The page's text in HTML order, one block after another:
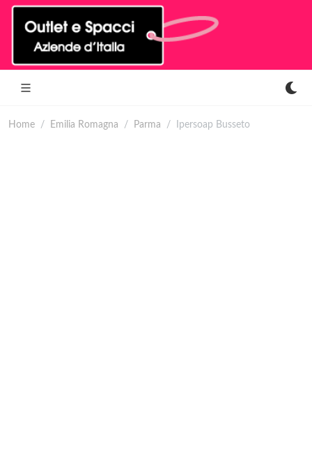
Home Emilia Romagna Parma Ipersoap Busseto